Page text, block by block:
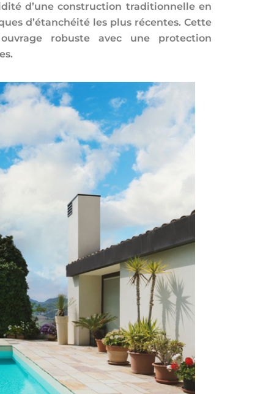
d’une construction traditionnelle en
d’étanchéité les plus récentes. Cette
robuste avec une protection